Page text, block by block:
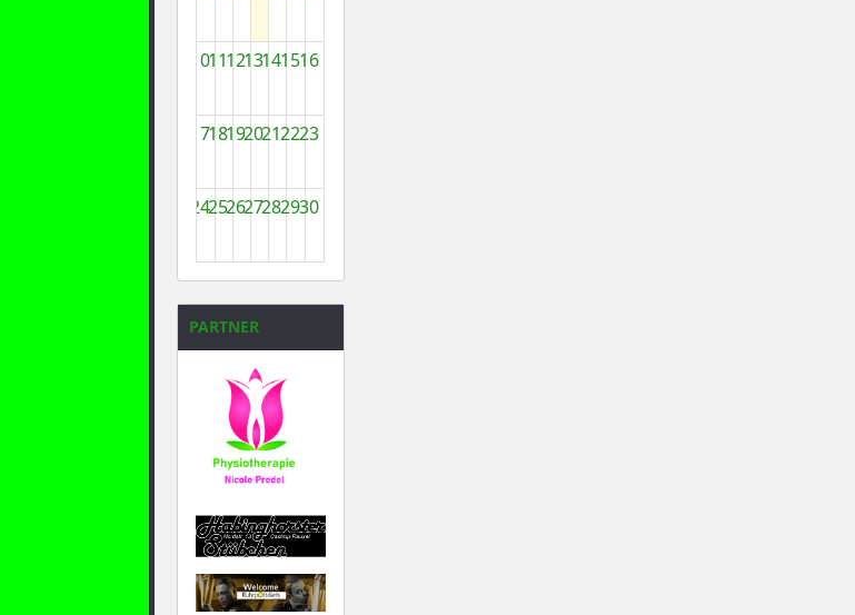
10111213141516
17181920212223
24252627282930
31 1 2 3 4 5 6
PARTNER